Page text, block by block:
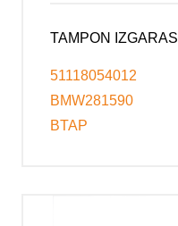
TAMPON IZGARASI
51118054012
BMW281590
BTAP